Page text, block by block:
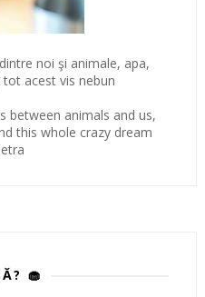
noi şi animale, apa,
acest vis nebun
between animals and us,
this whole crazy dream
🧁